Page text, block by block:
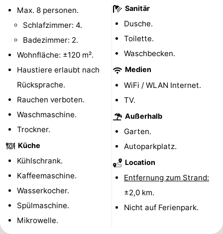
Radfahren
Reiten
-
Wattwandern
-
Nachtleben
und
Veranstaltungen
Max. 8 personen.
Schlafzimmer: 4.
Badezimmer: 2.
Wohnfläche: ±120 m².
Haustiere erlaubt nach
Rücksprache.
Rauchen verboten.
Waschmaschine.
Trockner.
Küche
Kühlschrank.
Kaffeemaschine.
Wasserkocher.
Spülmaschine.
Mikrowelle.
Sanitär
Dusche.
Toilette.
Waschbecken.
Medien
WiFi / WLAN Internet.
TV.
Außerhalb
Garten.
Autoparkplatz.
Location
Entfernung zum Strand:
±2,0 km.
Nicht auf Ferienpark.